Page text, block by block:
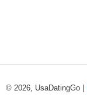
© 2026, UsaDatingGo |